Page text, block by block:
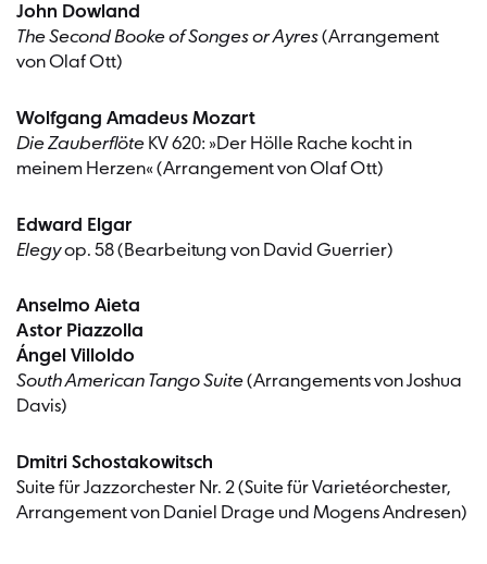
John Dowland
The Second Booke of Songes or Ayres(Arrangement
von Olaf Ott)
Wolfgang Amadeus Mozart
Die Zauberflöte KV 620: »Der Hölle Rache kocht in
meinem Herzen« (Arrangement von Olaf Ott)
Edward Elgar
Elegyop. 58 (Bearbeitung von David Guerrier)
Anselmo Aieta
Astor Piazzolla
Ángel Villoldo
South American Tango Suite(Arrangements von Joshua
Davis)
Dmitri Schostakowitsch
Suite für Jazzorchester Nr. 2 (Suite für Varietéorchester,
Arrangement von Daniel Drage und Mogens Andresen)